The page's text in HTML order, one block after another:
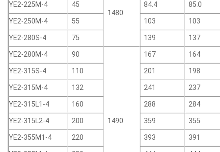
1480
YE2-225M-4
45 84.4
85.0
YE2-250M-4
55 103
103
YE2-280S-4
75 139
137
YE2-280M-4
90
1490
167
164
YE2-315S-4
110 201
198
YE2-315M-4
132 241
237
YE2-315L1-4
160 288
284
YE2-315L2-4
200 359
355
YE2-355M1-4
220 393
391